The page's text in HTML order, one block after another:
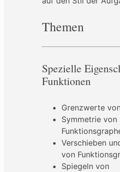
Themen
Spezielle
Funktionen
Grenzwerte
Symmetrie von
Verschieben
von
Spiegeln von